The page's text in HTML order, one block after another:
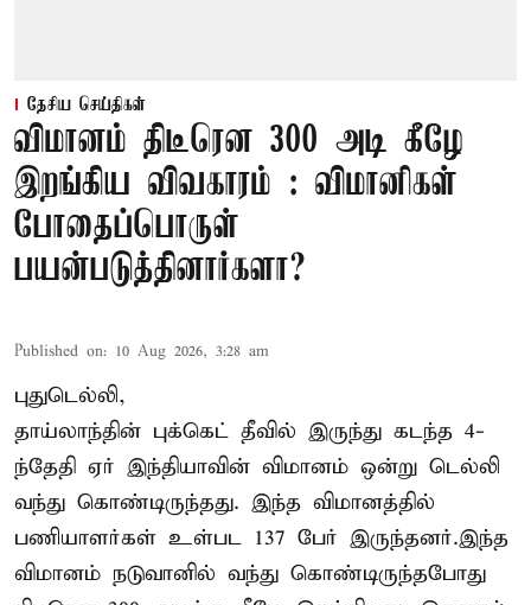
தேசிய செய்திகள்
விமானம் திடீரென 300 அடி கீழே
இறங்கிய விவகாரம் : விமானிகள்
போதைப்பொருள்
பயன்படுத்தினார்களா?
Published on: 10 Aug 2026, 3:28 am
புதுடெல்லி,
தாய்லாந்தின் புக்கெட் தீவில் இருந்து கடந்த 4-
ந்தேதி ஏர் இந்தியாவின் விமானம் ஒன்று டெல்லி
வந்து கொண்டிருந்தது. இந்த விமானத்தில்
பணியாளர்கள் உள்பட 137 பேர் இருந்தனர்.இந்த
விமானம் நடுவானில் வந்து கொண்டிருந்தபோது